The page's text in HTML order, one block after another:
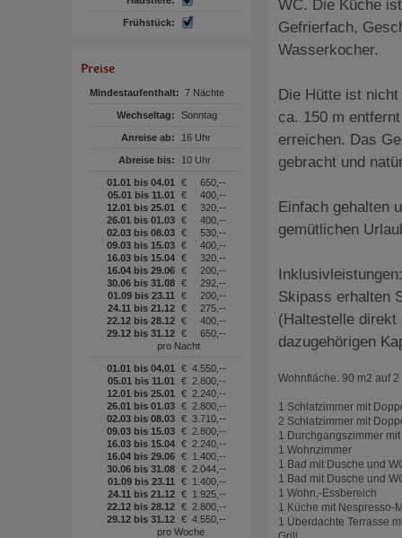
Frühstück:
Preise
Mindestaufenthalt: 7 Nächte
Wechseltag: Sonntag
Anreise ab: 16 Uhr
Abreise bis: 10 Uhr
01.01 bis 04.01 €
650,--
05.01 bis 11.01
€
400,--
12.01 bis 25.01
€
320,--
26.01 bis 01.03 €
400,--
02.03 bis 08.03 €
530,--
09.03 bis 15.03 €
400,--
16.03 bis 15.04 €
320,--
16.04 bis 29.06 €
200,--
30.06 bis 31.08 €
292,--
01.09 bis 23.11
€
200,--
24.11 bis 21.12 €
275,--
22.12 bis 28.12 €
400,--
29.12 bis 31.12 €
650,--
pro Nacht
01.01 bis 04.01 € 4.550,--
05.01 bis 11.01
€ 2.800,--
12.01 bis 25.01
€ 2.240,--
26.01 bis 01.03 € 2.800,--
02.03 bis 08.03 € 3.710,--
09.03 bis 15.03 € 2.800,--
16.03 bis 15.04 € 2.240,--
16.04 bis 29.06 € 1.400,--
30.06 bis 31.08 € 2.044,--
01.09 bis 23.11
€ 1.400,--
24.11 bis 21.12 € 1.925,--
22.12 bis 28.12 € 2.800,--
29.12 bis 31.12 € 4.550,--
pro Woche
WC. Die Küche
Gefrierfach,
Wasserkocher.
Die Hütte ist
ca. 150 m
erreichen. Das
gebracht und
Einfach gehalten
gemütlichen
Skipass erhalten
(Haltestelle direkt
dazugehörigen
Wohnfläche: 90 m2 auf
1 Schlafzimmer mit
2 Schlafzimmer mit
1 Durchgangszimmer
1 Wohnzimmer
1 Bad mit Dusche und
1 Bad mit Dusche und
1 Wohn,-Essbereich
1 Küche mit Nespresso-
1 Überdachte Terrasse